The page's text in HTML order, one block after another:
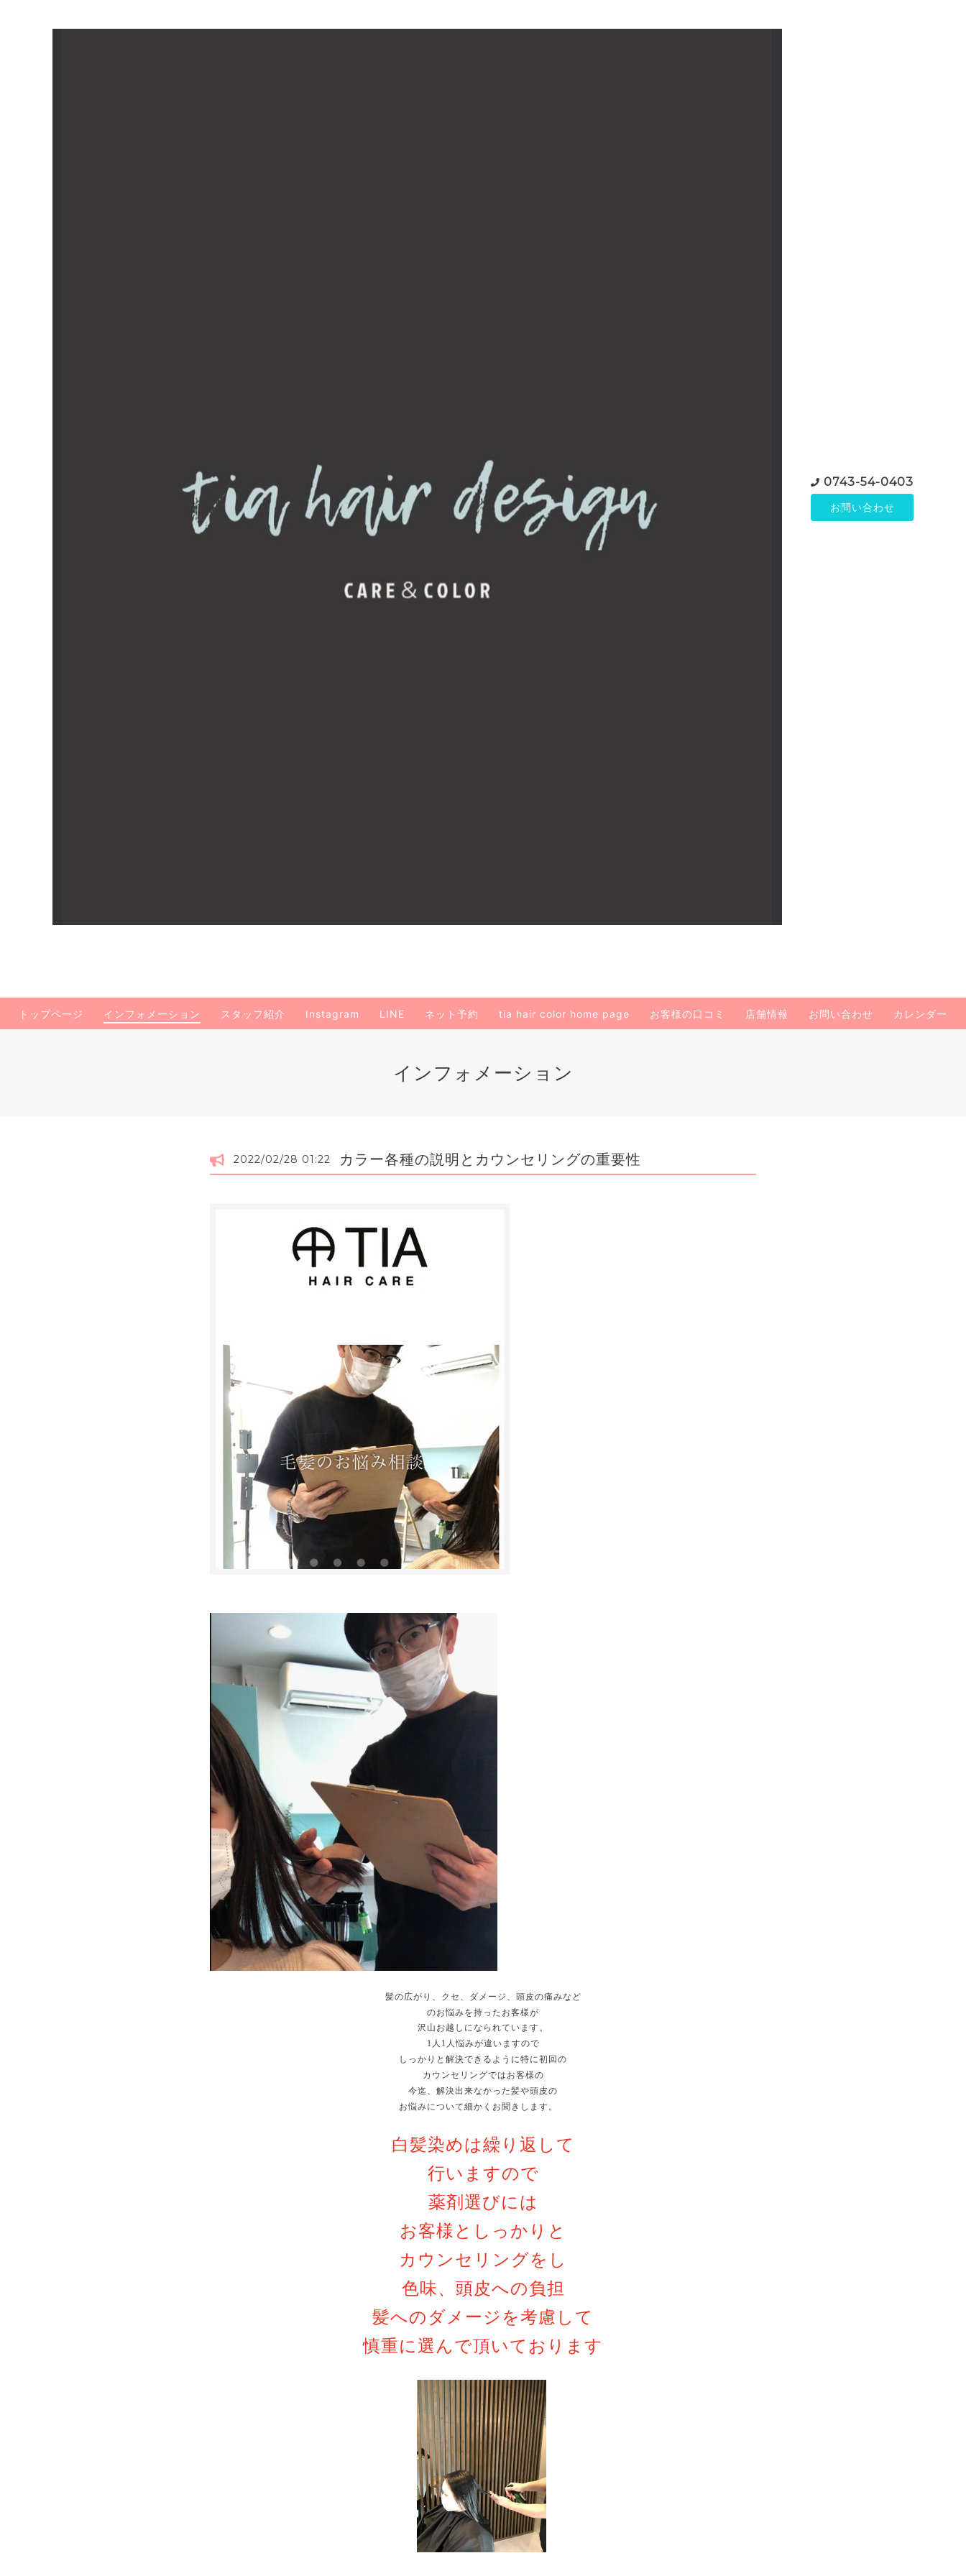
0743-54-0403
お問い合わせ
トップページ インフォメーション スタッフ紹介 Instagram LINE ネット予約 tia hair color home page お客様の口コミ 店舗情報 お問い合わせ カレンダー
インフォメーション
2022/02/28 01:22 カラー各種の説明とカウンセリングの重要性
髪の広がり、クセ、ダメージ、頭皮の痛みなど
のお悩みを持ったお客様が
沢山お越しになられています。
1人1人悩みが違いますので
しっかりと解決できるように特に初回の
カウンセリングではお客様の
今迄、解決出来なかった髪や頭皮の
お悩みについて細かくお聞きします。
白髪染めは繰り返して
行いますので
薬剤選びには
お客様としっかりと
カウンセリングをし
色味、頭皮への負担
髪へのダメージを考慮して
慎重に選んで頂いております